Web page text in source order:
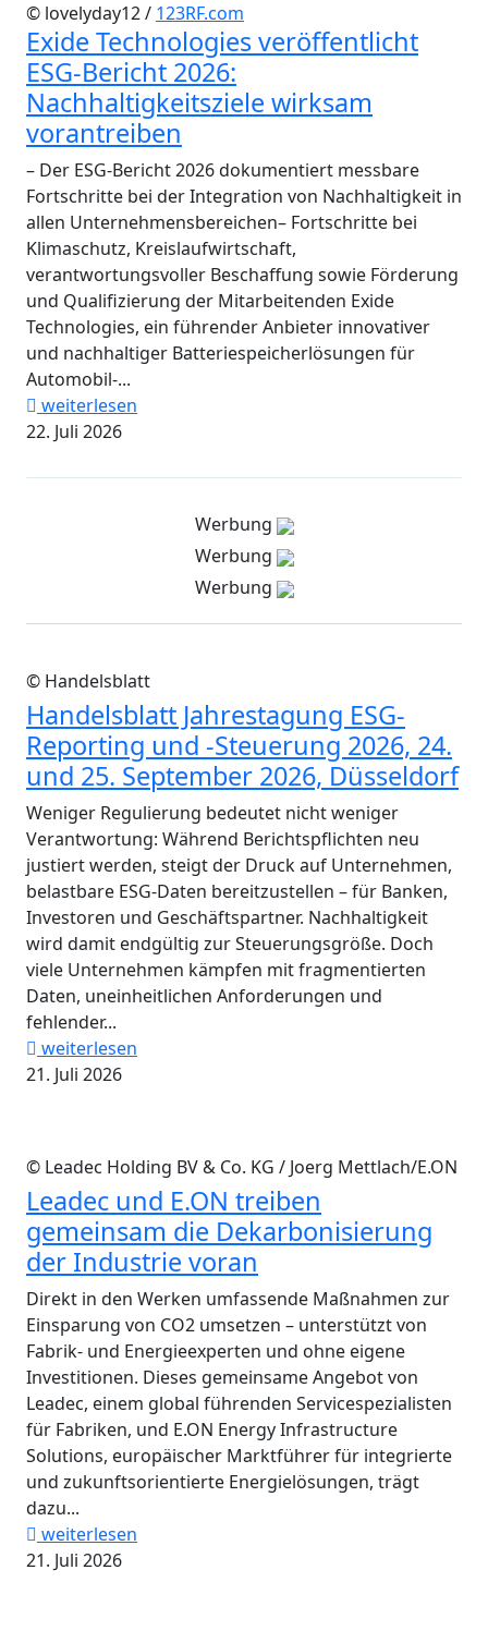
© lovelyday12 / 123RF.com
Exide Technologies veröffentlicht
ESG-Bericht 2026:
Nachhaltigkeitsziele wirksam
vorantreiben
– Der ESG-Bericht 2026 dokumentiert messbare
Fortschritte bei der Integration von Nachhaltigkeit in
allen Unternehmensbereichen– Fortschritte bei
Klimaschutz, Kreislaufwirtschaft,
verantwortungsvoller Beschaffung sowie Förderung
und Qualifizierung der Mitarbeitenden Exide
Technologies, ein führender Anbieter innovativer
und nachhaltiger Batteriespeicherlösungen für
Automobil-...
weiterlesen
22. Juli 2026
Werbung
Werbung
Werbung
© Handelsblatt
Handelsblatt Jahrestagung ESG-
Reporting und -Steuerung 2026, 24.
und 25. September 2026, Düsseldorf
Weniger Regulierung bedeutet nicht weniger
Verantwortung: Während Berichtspflichten neu
justiert werden, steigt der Druck auf Unternehmen,
belastbare ESG-Daten bereitzustellen – für Banken,
Investoren und Geschäftspartner. Nachhaltigkeit
wird damit endgültig zur Steuerungsgröße. Doch
viele Unternehmen kämpfen mit fragmentierten
Daten, uneinheitlichen Anforderungen und
fehlender...
weiterlesen
21. Juli 2026
© Leadec Holding BV & Co. KG / Joerg Mettlach/E.ON
Leadec und E.ON treiben
gemeinsam die Dekarbonisierung
der Industrie voran
Direkt in den Werken umfassende Maßnahmen zur
Einsparung von CO2 umsetzen – unterstützt von
Fabrik- und Energieexperten und ohne eigene
Investitionen. Dieses gemeinsame Angebot von
Leadec, einem global führenden Servicespezialisten
für Fabriken, und E.ON Energy Infrastructure
Solutions, europäischer Marktführer für integrierte
und zukunftsorientierte Energielösungen, trägt
dazu...
weiterlesen
21. Juli 2026